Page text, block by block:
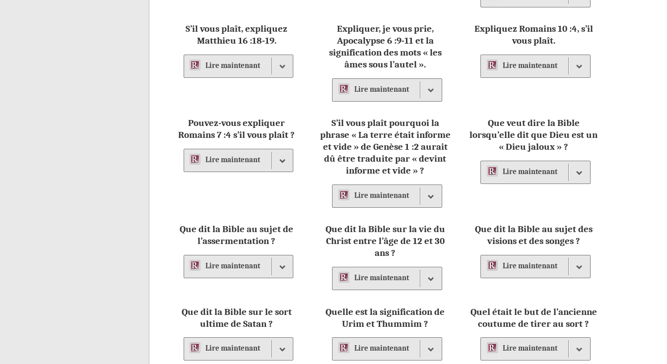
S’il vous plaît, expliquez
Matthieu 16 :18-19.
Liremaintenant
Expliquer, je vous prie,
Apocalypse 6 :9-11 et la
signification des mots « les
âmes sous l’autel ».
Lire maintenant
Expliquez Romains 10 :4, s’il
vous plaît.
Lire maintenant
Pouvez-vous expliquer
Romains 7 :4 s’il vous plaît ?
Liremaintenant
S’il vous plaît pourquoi la
phrase « La terre était informe
et vide » de Genèse 1 :2 aurait
dû être traduite par « devint
informe et vide » ?
Lire maintenant
Que veut dire la Bible
lorsqu’elle dit que Dieu est un
« Dieu jaloux » ?
Lire maintenant
Que dit la Bible au sujet de
l’assermentation ?
Liremaintenant
Que dit la Bible sur la vie du
Christ entre l’âge de 12 et 30
ans ?
Lire maintenant
Que dit la Bible au sujet des
visions et des songes ?
Lire maintenant
Que dit la Bible sur le sort
ultime de Satan ?
Liremaintenant
Quelle est la signification de
Urim et Thummim ?
Lire maintenant
Quel était le but de l’ancienne
coutume de tirer au sort ?
Lire maintenant